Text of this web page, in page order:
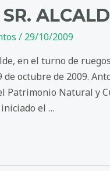
/ 29/10/2009
en el turno de
octubre de 2009.
Patrimonio Natural y
el …